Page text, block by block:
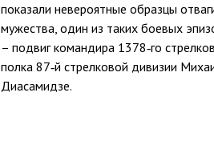
показали невероятные образцы
мужества, один из таких боевых
– подвиг командира 1378‑го
полка 87‑й стрелковой дивизии
Диасамидзе.